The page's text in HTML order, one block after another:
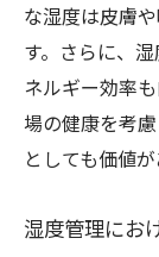
な湿度は皮膚
す。さらに、
ネルギー効率
場の健康を考
としても価値が
湿度管理にお